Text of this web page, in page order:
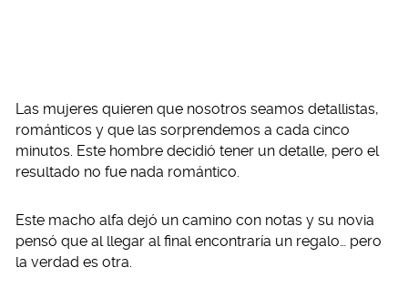
Las mujeres quieren que nosotros seamos detallistas,
románticos y que las sorprendemos a cada cinco
minutos. Este hombre decidió tener un detalle, pero el
resultado no fue nada romántico.
Este macho alfa dejó un camino con notas y su novia
pensó que al llegar al final encontraría un regalo… pero
la verdad es otra.